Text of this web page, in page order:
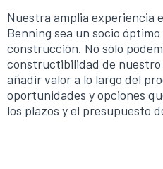
Nuestra amplia experiencia
Benning sea un socio
construcción. No sólo
constructibilidad de nuestro
añadir valor a lo largo del
oportunidades y opciones
los plazos y el presupuesto